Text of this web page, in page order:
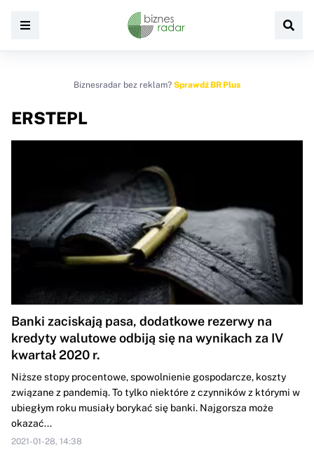
Biznesradar bez reklam? Sprawdź BR Plus
ERSTEPL
Banki zaciskają pasa, dodatkowe rezerwy na
kredyty walutowe odbiją się na wynikach za IV
kwartał 2020 r.
Niższe stopy procentowe, spowolnienie gospodarcze, koszty
związane z pandemią. To tylko niektóre z czynników z którymi w
ubiegłym roku musiały borykać się banki. Najgorsza może
okazać...
2021-01-28, 14:38